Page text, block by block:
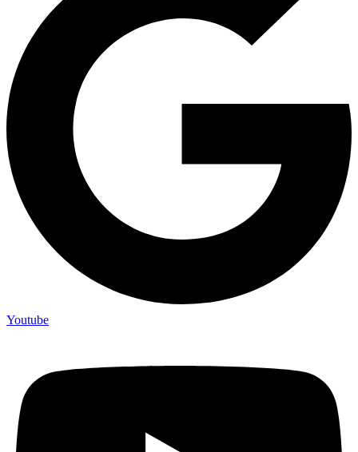
Youtube